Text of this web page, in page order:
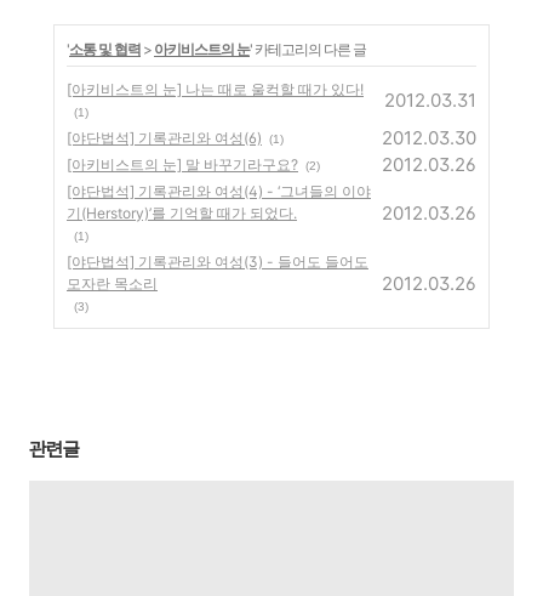
'소통 및 협력 > 아키비스트의 눈' 카테고리의 다른 글
[아키비스트의 눈] 나는 때로 울컥할 때가 있다!
(1)
2012.03.31
[야단법석] 기록관리와 여성(6) (1) 2012.03.30
[아키비스트의 눈] 말 바꾸기라구요? (2) 2012.03.26
[야단법석] 기록관리와 여성(4) - ‘그녀들의 이야
기(Herstory)’를 기억할 때가 되었다.
(1)
2012.03.26
[야단법석] 기록관리와 여성(3) - 들어도 들어도
모자란 목소리
(3)
2012.03.26
관련글